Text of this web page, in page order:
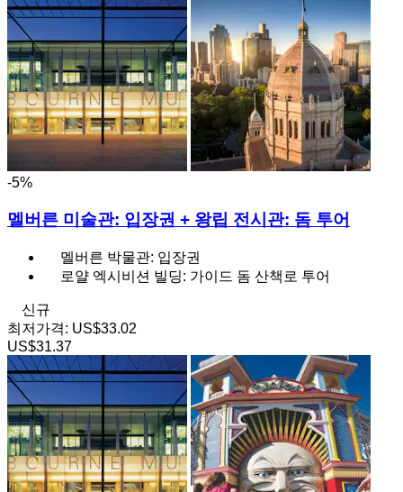
-5%
멜버른 미술관: 입장권 + 왕립 전시관: 돔 투어
멜버른 박물관: 입장권
로얄 엑시비션 빌딩: 가이드 돔 산책로 투어
신규
최저가격: US$33.02
US$31.37